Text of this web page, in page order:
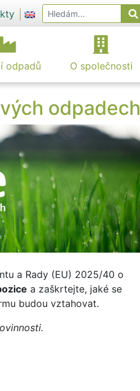
odpadů O společnosti
odpadech
a Rady (EU) 2025/40 o
a zaškrtejte, jaké se
budou vztahovat.